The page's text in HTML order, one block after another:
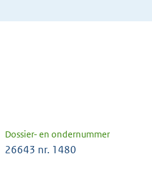
Dossier- en ondernummer
26643 nr. 1480